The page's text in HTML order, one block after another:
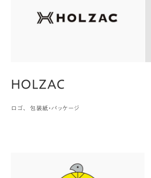
HOLZAC
ロゴ 包装紙・パッケージ